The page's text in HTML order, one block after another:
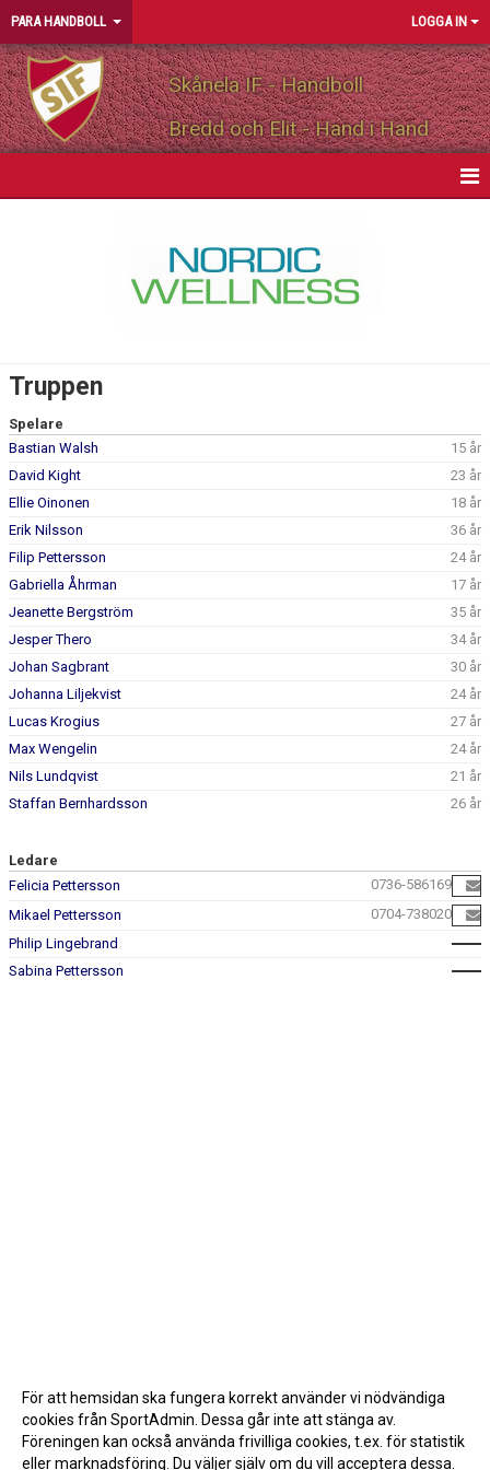
PARA HANDBOLL LOGGA IN
Skånela IF - Handboll
Bredd och Elit - Hand i Hand
BILDGALLERI
DOKUMENT
KONTAKT
Truppen
Spelare
Bastian Walsh
15 år
David Kight
23 år
Ellie Oinonen
18 år
Erik Nilsson
36 år
Filip Pettersson
24 år
Gabriella Åhrman
17 år
Jeanette Bergström
35 år
Jesper Thero
34 år
Johan Sagbrant
30 år
Johanna Liljekvist
24 år
Lucas Krogius
27 år
Max Wengelin
24 år
Nils Lundqvist
21 år
Staffan Bernhardsson
26 år
Ledare
Felicia Pettersson
0736-586169
Mikael Pettersson
0704-738020
Philip Lingebrand
Sabina Pettersson
För att hemsidan ska fungera korrekt använder vi nödvändiga
cookies från SportAdmin. Dessa går inte att stänga av.
Föreningen kan också använda frivilliga cookies, t.ex. för statistik
eller marknadsföring. Du väljer själv om du vill acceptera dessa.